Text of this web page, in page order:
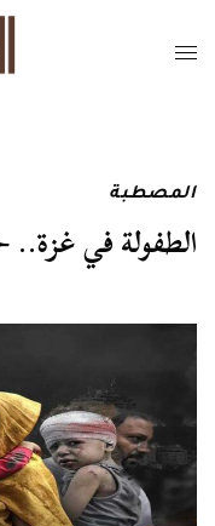
المصطبة
الطفولة في